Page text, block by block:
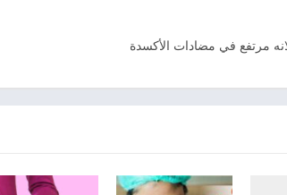
مرتفع في مضادات الأكسدة